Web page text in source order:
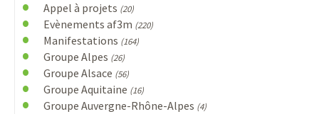
Appel à projets (20)
Evènements af3m (220)
Manifestations (164)
Groupe Alpes (26)
Groupe Alsace (56)
Groupe Aquitaine (16)
Groupe Auvergne-Rhône-Alpes (4)